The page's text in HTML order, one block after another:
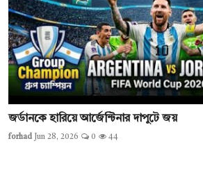
জর্ডানকে হারিয়ে আর্জেন্টিনার দাপুটে জয়
forhad Jun 28, 2026 0 44